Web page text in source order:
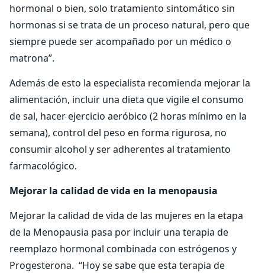
hormonal o bien, solo tratamiento sintomático sin
hormonas si se trata de un proceso natural, pero que
siempre puede ser acompañado por un médico o
matrona”.
Además de esto la especialista recomienda mejorar la
alimentación, incluir una dieta que vigile el consumo
de sal, hacer ejercicio aeróbico (2 horas mínimo en la
semana), control del peso en forma rigurosa, no
consumir alcohol y ser adherentes al tratamiento
farmacológico.
Mejorar la calidad de vida en la menopausia
Mejorar la calidad de vida de las mujeres en la etapa
de la Menopausia pasa por incluir una terapia de
reemplazo hormonal combinada con estrógenos y
Progesterona. “Hoy se sabe que esta terapia de